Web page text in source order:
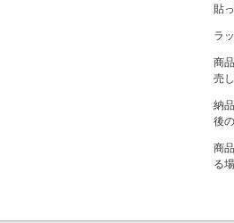
貼
ラ
商
売
納
後
商
る